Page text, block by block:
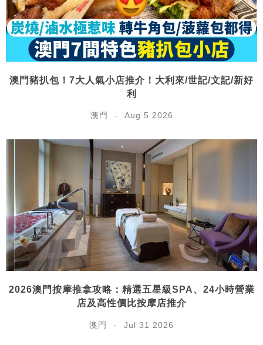
澳門豬扒包！7大人氣小店推介！大利來/世記/文記/新好
利
澳門 Aug 5 2026
2026澳門按摩推拿攻略：精選五星級SPA、24小時營業
店及高性價比按摩店推介
澳門 Jul 31 2026